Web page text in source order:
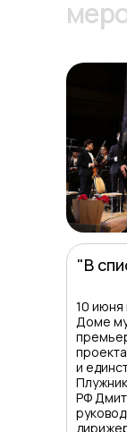
10
Доме
и
РФ
"В